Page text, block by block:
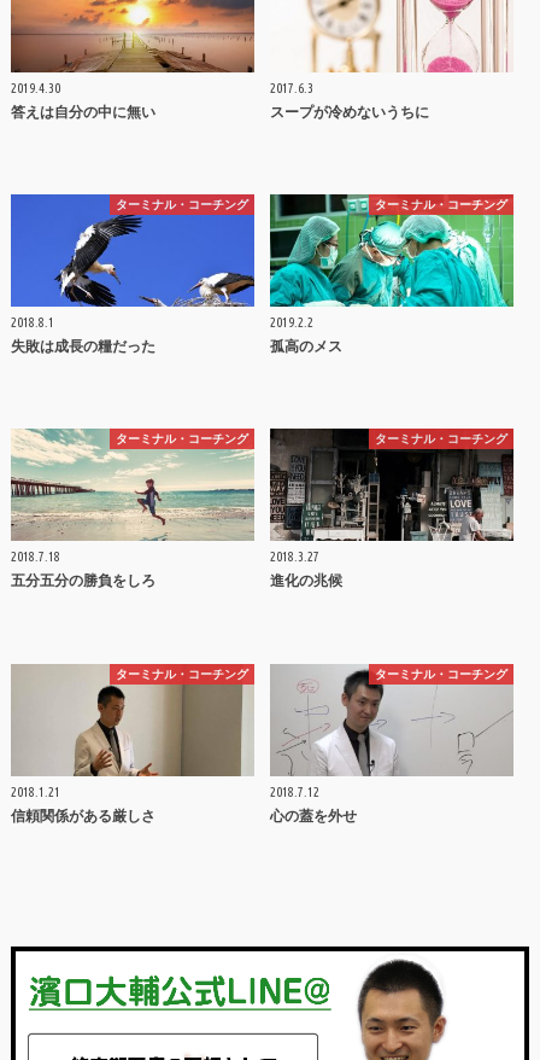
2019.4.30
答えは自分の中に無い
2017.6.3
スープが冷めないうちに
ターミナル・コーチング
2018.8.1
失敗は成長の糧だった
ターミナル・コーチング
2019.2.2
孤高のメス
ターミナル・コーチング
2018.7.18
五分五分の勝負をしろ
ターミナル・コーチング
2018.3.27
進化の兆候
ターミナル・コーチング
2018.1.21
信頼関係がある厳しさ
ターミナル・コーチング
2018.7.12
心の蓋を外せ